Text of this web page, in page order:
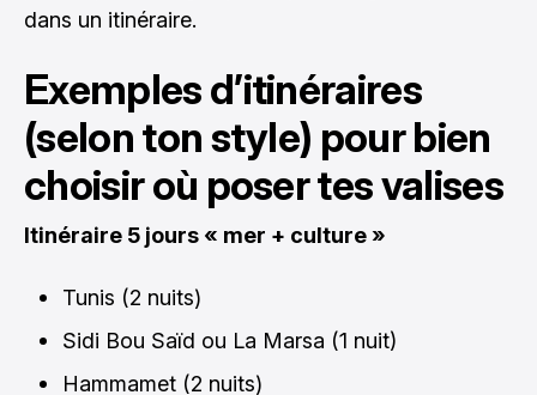
dans un itinéraire.
Exemples d’itinéraires
(selon ton style) pour bien
choisir où poser tes valises
Itinéraire 5 jours « mer + culture »
Tunis (2 nuits)
Sidi Bou Saïd ou La Marsa (1 nuit)
Hammamet (2 nuits)